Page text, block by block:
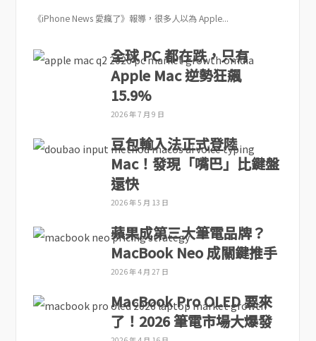
《iPhone News 愛瘋了》報導，很多人以為 Apple...
全球 PC 都在跌，只有
Apple Mac 逆勢狂飆
15.9%
2026 年 7 月 9 日
豆包輸入法正式登陸
Mac！發現「嘴巴」比鍵盤
還快
2026 年 5 月 13 日
蘋果成第三大筆電品牌？
MacBook Neo 成關鍵推手
2026 年 4 月 27 日
MacBook Pro OLED 要來
了！2026 筆電市場大爆發